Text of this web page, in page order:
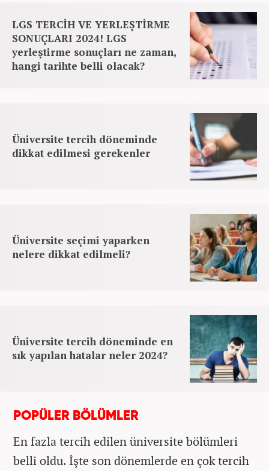
LGS TERCİH VE YERLEŞTİRME
SONUÇLARI 2024! LGS
yerleştirme sonuçları ne zaman,
hangi tarihte belli olacak?
Üniversite tercih döneminde
dikkat edilmesi gerekenler
Üniversite seçimi yaparken
nelere dikkat edilmeli?
Üniversite tercih döneminde en
sık yapılan hatalar neler 2024?
POPÜLER BÖLÜMLER
En fazla tercih edilen üniversite bölümleri
belli oldu. İşte son dönemlerde en çok tercih